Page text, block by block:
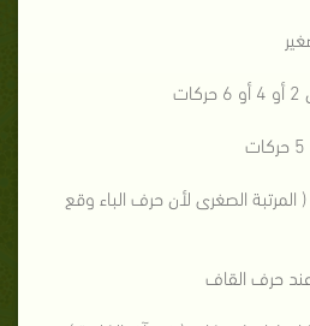
المرتبة الصغرى لأن حرف الباء وقع
عند حرف القاف